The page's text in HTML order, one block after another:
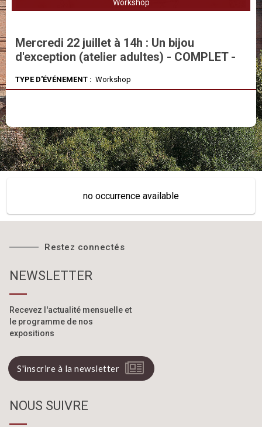
Workshop
Mercredi 22 juillet à 14h : Un bijou
d'exception (atelier adultes) - COMPLET -
TYPE D'ÉVÉNEMENT : Workshop
no occurrence available
Restez connectés
NEWSLETTER
Recevez l'actualité mensuelle et
le programme de nos
expositions
S'inscrire à la newsletter
NOUS SUIVRE